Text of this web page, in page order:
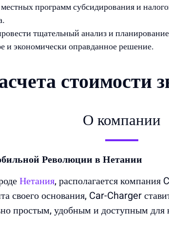
программ субсидирования и
тщательный анализ и
и экономически оправданное решение.
стоимости
О компании
Революции в Нетании
Нетания, располагается
своего основания, Car-Charger
простым, удобным и доступным для